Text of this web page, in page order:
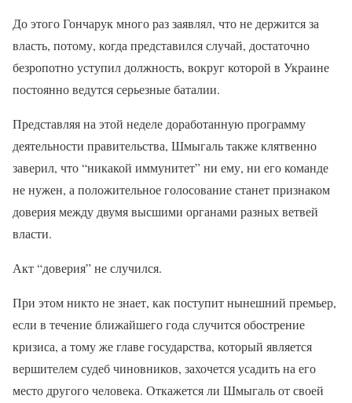
До этого Гончарук много раз заявлял, что не держится за
власть, потому, когда представился случай, достаточно
безропотно уступил должность, вокруг которой в Украине
постоянно ведутся серьезные баталии.
Представляя на этой неделе доработанную программу
деятельности правительства, Шмыгаль также клятвенно
заверил, что “никакой иммунитет” ни ему, ни его команде
не нужен, а положительное голосование станет признаком
доверия между двумя высшими органами разных ветвей
власти.
Акт “доверия” не случился.
При этом никто не знает, как поступит нынешний премьер,
если в течение ближайшего года случится обострение
кризиса, а тому же главе государства, который является
вершителем судеб чиновников, захочется усадить на его
место другого человека. Откажется ли Шмыгаль от своей